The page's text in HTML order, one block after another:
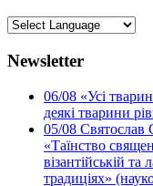
Newsletter
06/08 «Усі
деякі тварини
05/08
«Таїнство
візантійській та
традиціях»